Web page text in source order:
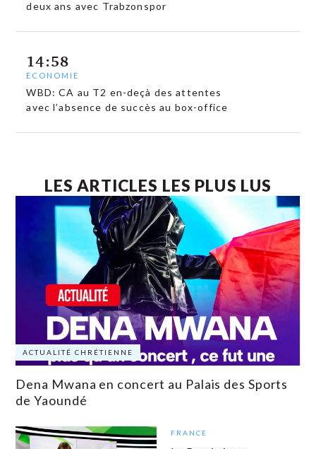
deux ans avec Trabzonspor
14:58
ECONOMIE
WBD: CA au T2 en-deçà des attentes
avec l’absence de succès au box-office
LES ARTICLES LES PLUS LUS
ACTUALITÉ CHRÉTIENNE
Dena Mwana en concert au Palais des Sports
de Yaoundé
FRANCE